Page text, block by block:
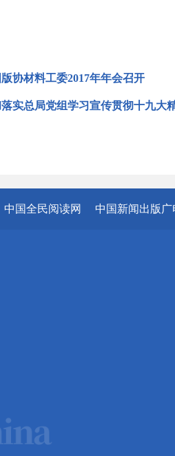
协材料工委2017年年会召开
实总局党组学习宣传贯彻十九大
中国全民阅读网 中国新闻出版广